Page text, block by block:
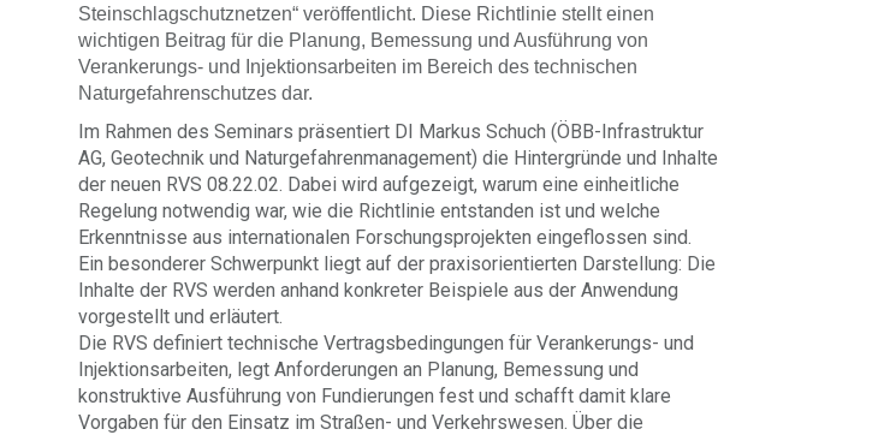
Steinschlagschutznetzen“ veröffentlicht. Diese Richtlinie stellt einen
wichtigen Beitrag für die Planung, Bemessung und Ausführung von
Verankerungs- und Injektionsarbeiten im Bereich des technischen
Naturgefahrenschutzes dar.
Im Rahmen des Seminars präsentiert DI Markus Schuch (ÖBB-Infrastruktur
AG, Geotechnik und Naturgefahrenmanagement) die Hintergründe und Inhalte
der neuen RVS 08.22.02. Dabei wird aufgezeigt, warum eine einheitliche
Regelung notwendig war, wie die Richtlinie entstanden ist und welche
Erkenntnisse aus internationalen Forschungsprojekten eingeflossen sind.
Ein besonderer Schwerpunkt liegt auf der praxisorientierten Darstellung: Die
Inhalte der RVS werden anhand konkreter Beispiele aus der Anwendung
vorgestellt und erläutert.
Die RVS definiert technische Vertragsbedingungen für Verankerungs- und
Injektionsarbeiten, legt Anforderungen an Planung, Bemessung und
konstruktive Ausführung von Fundierungen fest und schafft damit klare
Vorgaben für den Einsatz im Straßen- und Verkehrswesen. Über die